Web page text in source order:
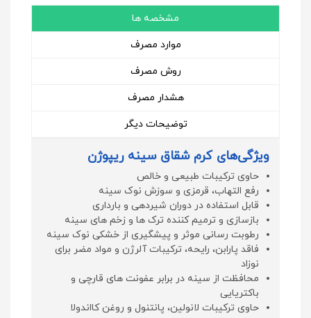
مشخصه ها
موارد مصرف
روش مصرف
هشدار مصرف
توضیحات دیگر
ویژگی‌های کرم شقاق سینه ریپوژن
حاوی ترکیبات طبیعی و خالص
رفع التهاب، قرمزی و سوزش نوک سینه
قابل استفاده در دوران شیردهی و بارداری
بازسازی و ترمیم کننده ترک ها و زخم های سینه
رطوبت رسانی موثر و پیشگیری از خشکی نوک سینه
فاقد پارابن، رایحه، ترکیبات آلرژن و مواد مضر برای
نوزاد
محافظت از سینه در برابر عفونت های قارچی و
باکتریایی
حاوی ترکیبات لانولین، پانتنول و روغن کااندولا